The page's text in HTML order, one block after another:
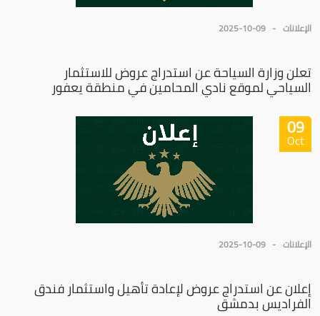
الإعلانات 2025-10-09
تعلن وزارة السياحة عن استدراج عروض للاستثمار
السياحي لموقع نادي المحامين في منطقة يعفور
09
Oct
الإعلانات 2025-10-09
إعلان عن استدراج عروض لإعادة تأهيل واستثمار فندق
الفراديس بدمشق